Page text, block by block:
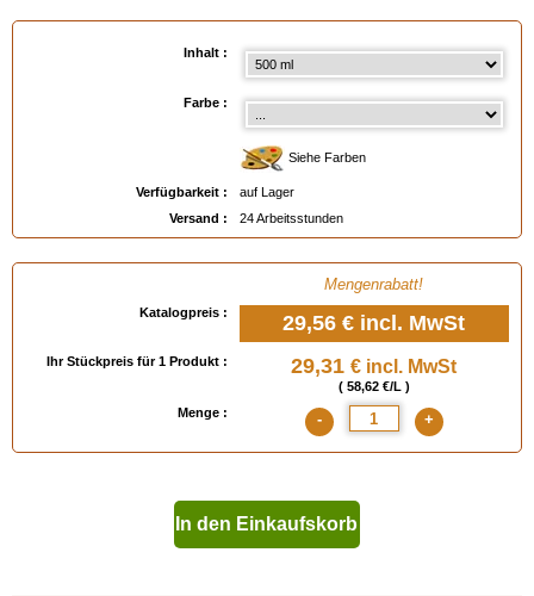
Inhalt :
Farbe :
Siehe Farben
Verfügbarkeit :
auf Lager
Versand :
24 Arbeitsstunden
Mengenrabatt!
Katalogpreis : 29,56 € incl. MwSt
Ihr Stückpreis für 1 Produkt : 29,31 € incl. MwSt
( 58,62 €/L )
Menge :
- +
In den Einkaufskorb